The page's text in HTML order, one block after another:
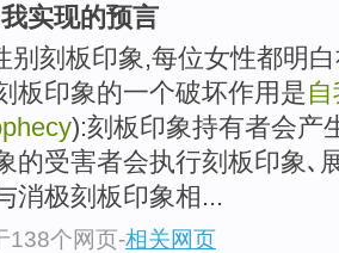
实现的预言
别刻板印象,每位女性都明
板印象的一个破坏作用是
):刻板印象持有者会产
的受害者会执行刻板印象､
消极刻板印象相...
138个网页-相关网页